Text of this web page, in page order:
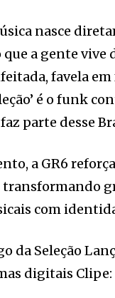
nasce
a gente vive
favela
é o funk
parte desse
a GR6
transformando
com
da Seleção
digitais Clipe: